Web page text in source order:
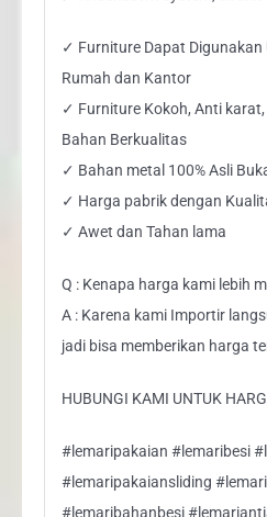
✓ Furniture Dapat Digunakan
Rumah dan Kantor
✓ Furniture Kokoh, Anti
Bahan Berkualitas
✓ Bahan metal 100% Asli
✓ Harga pabrik dengan
✓ Awet dan Tahan lama
Q : Kenapa harga kami lebih
A : Karena kami Importir
jadi bisa memberikan harga
HUBUNGI KAMI UNTUK
#lemaripakaian #lemaribesi
#lemaripakaiansliding
#lemaribahanbesi